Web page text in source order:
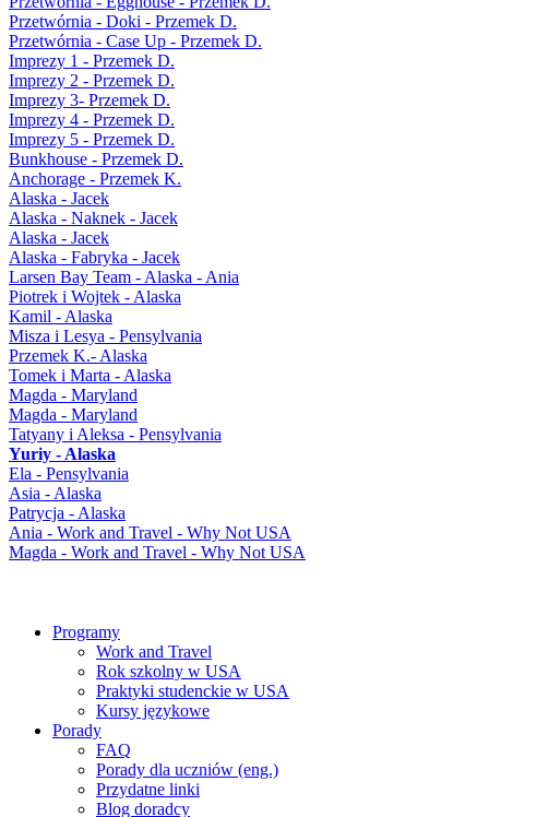
Przetwórnia - Doki - Przemek D.
Przetwórnia - Case Up - Przemek D.
Imprezy 1 - Przemek D.
Imprezy 2 - Przemek D.
Imprezy 3- Przemek D.
Imprezy 4 - Przemek D.
Imprezy 5 - Przemek D.
Bunkhouse - Przemek D.
Anchorage - Przemek K.
Alaska - Jacek
Alaska - Naknek - Jacek
Alaska - Jacek
Alaska - Fabryka - Jacek
Larsen Bay Team - Alaska - Ania
Piotrek i Wojtek - Alaska
Kamil - Alaska
Misza i Lesya - Pensylvania
Przemek K.- Alaska
Tomek i Marta - Alaska
Magda - Maryland
Magda - Maryland
Tatyany i Aleksa - Pensylvania
Yuriy - Alaska
Ela - Pensylvania
Asia - Alaska
Patrycja - Alaska
Ania - Work and Travel - Why Not USA
Magda - Work and Travel - Why Not USA
Programy
Work and Travel
Rok szkolny w USA
Praktyki studenckie w USA
Kursy językowe
Porady
FAQ
Porady dla uczniów (eng.)
Przydatne linki
Blog doradcy